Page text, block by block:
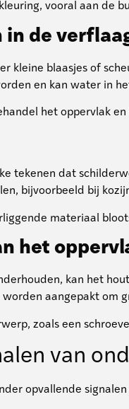
vooral aan de
in de
kleine blaasjes of
en kan water in
het oppervlak
tekenen dat
bijvoorbeeld bij
materiaal
het
kan het
aangepakt om
zoals een
van
opvallende